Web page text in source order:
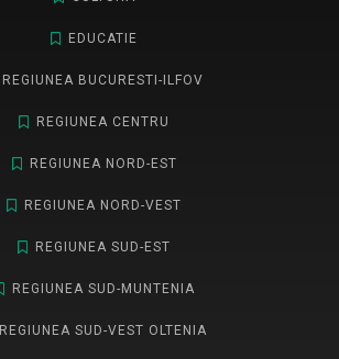
EDUCATIE
REGIUNEA BUCURESTI-ILFOV
REGIUNEA CENTRU
REGIUNEA NORD-EST
REGIUNEA NORD-VEST
REGIUNEA SUD-EST
REGIUNEA SUD-MUNTENIA
REGIUNEA SUD-VEST OLTENIA